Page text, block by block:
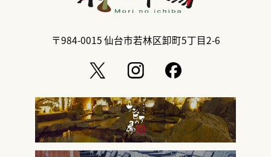
〒984-0015仙台市若林区卸町5丁目2-6